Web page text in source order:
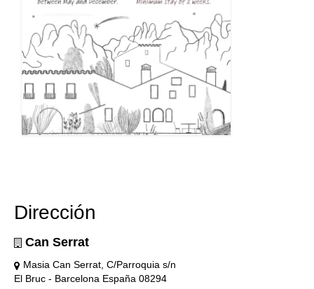
Dirección
Can Serrat
Masia Can Serrat, C/Parroquia s/n
El Bruc - Barcelona España 08294